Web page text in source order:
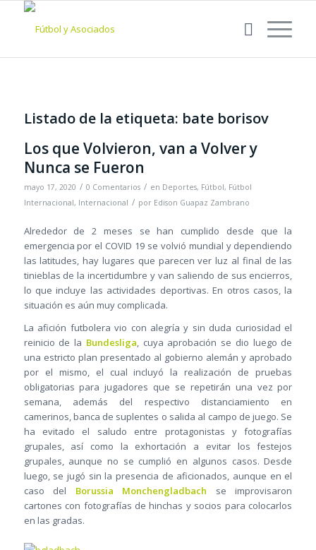
Listado de la etiqueta: bate borisov
Los que Volvieron, van a Volver y
Nunca se Fueron
mayo 17, 2020 / 0 Comentarios / en Deportes, Fútbol, Fútbol
Internacional, Internacional / por Edison Guapaz Zambrano
Alrededor de 2 meses se han cumplido desde que la
emergencia por el COVID 19 se volvió mundial y dependiendo
las latitudes, hay lugares que parecen ver luz al final de las
tinieblas de la incertidumbre y van saliendo de sus encierros,
lo que incluye las actividades deportivas. En otros casos, la
situación es aún muy complicada.
La afición futbolera vio con alegría y sin duda curiosidad el
reinicio de la Bundesliga, cuya aprobación se dio luego de
una estricto plan presentado al gobierno alemán y aprobado
por el mismo, el cual incluyó la realización de pruebas
obligatorias para jugadores que se repetirán una vez por
semana, además del respectivo distanciamiento en
camerinos, banca de suplentes o salida al campo de juego. Se
ha evitado el saludo entre protagonistas y fotografías
grupales, así como la exhortación a evitar los festejos
grupales, aunque no se cumplió en algunos casos. Desde
luego, se jugó sin la presencia de aficionados, aunque en el
caso del Borussia Monchengladbach se improvisaron
cartones con fotografías de hinchas y socios para colocarlos
en las gradas.